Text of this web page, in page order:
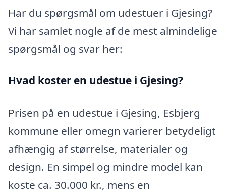
Har du spørgsmål om udestuer i Gjesing?
Vi har samlet nogle af de mest almindelige
spørgsmål og svar her:
Hvad koster en udestue i Gjesing?
Prisen på en udestue i Gjesing, Esbjerg
kommune eller omegn varierer betydeligt
afhængig af størrelse, materialer og
design. En simpel og mindre model kan
koste ca. 30.000 kr., mens en